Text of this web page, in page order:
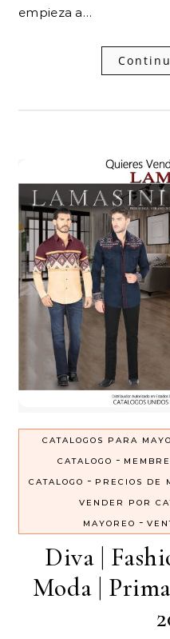
empieza a…
CATALOGOS PARA
CATALOGO -
CATALOGO - PRECIOS DE
VENDER POR
MAYOREO -
Diva |
Moda |